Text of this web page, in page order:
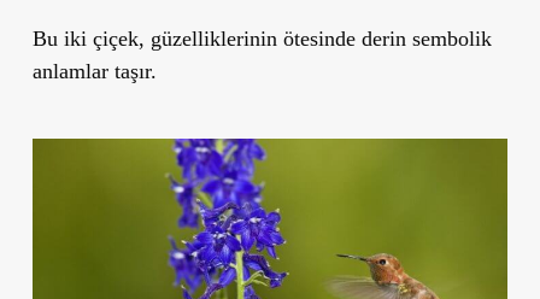
Bu iki çiçek, güzelliklerinin ötesinde derin sembolik
anlamlar taşır.